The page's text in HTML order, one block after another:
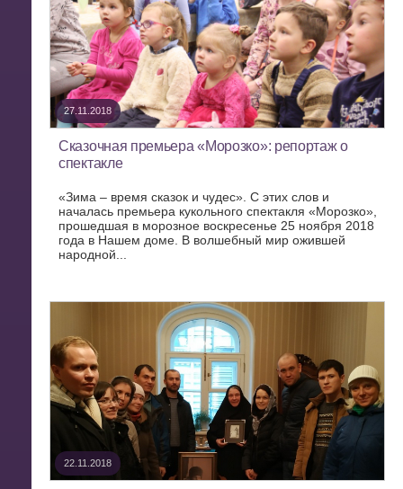
27.11.2018
Сказочная премьера «Морозко»: репортаж о
спектакле
«Зима – время сказок и чудес». С этих слов и
началась премьера кукольного спектакля «Морозко»,
прошедшая в морозное воскресенье 25 ноября 2018
года в Нашем доме. В волшебный мир ожившей
народной...
22.11.2018